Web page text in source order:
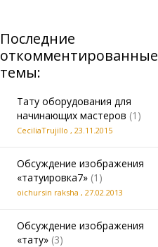
Последние
откомментированные
темы:
Тату оборудования для
начинающих мастеров (1)
CeciliaTrujillo , 23.11.2015
Обсуждение изображения
«татуировка7» (1)
oichursin raksha , 27.02.2013
Обсуждение изображения
«тату» (3)